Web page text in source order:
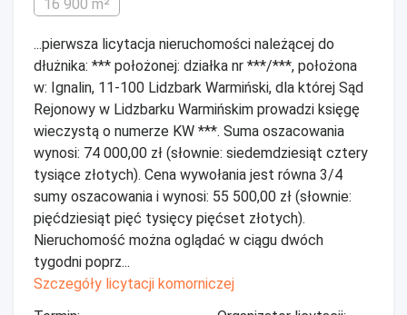
16 900 m²
...pierwsza licytacja nieruchomości należącej do
dłużnika: *** położonej: działka nr ***/***, położona
w: Ignalin, 11-100 Lidzbark Warmiński, dla której Sąd
Rejonowy w Lidzbarku Warmińskim prowadzi księgę
wieczystą o numerze KW ***. Suma oszacowania
wynosi: 74 000,00 zł (słownie: siedemdziesiąt cztery
tysiące złotych). Cena wywołania jest równa 3/4
sumy oszacowania i wynosi: 55 500,00 zł (słownie:
pięćdziesiąt pięć tysięcy pięćset złotych).
Nieruchomość można oglądać w ciągu dwóch
tygodni poprz...
Szczegóły licytacji komorniczej